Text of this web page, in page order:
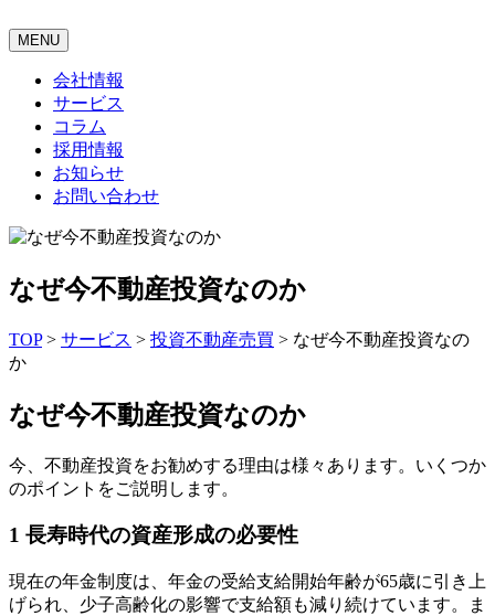
MENU
会社情報
サービス
コラム
採用情報
お知らせ
お問い合わせ
なぜ今不動産投資なのか
TOP> サービス > 投資不動産売買 > なぜ今不動産投資なの
か
なぜ今不動産投資なのか
今、不動産投資をお勧めする理由は様々あります。いくつか
のポイントをご説明します。
1 長寿時代の資産形成の必要性
現在の年金制度は、年金の受給支給開始年齢が65歳に引き上
げられ、少子高齢化の影響で支給額も減り続けています。ま